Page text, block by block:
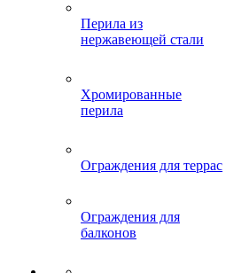
Перила из
нержавеющей стали
Хромированные
перила
Ограждения для террас
Ограждения для
балконов